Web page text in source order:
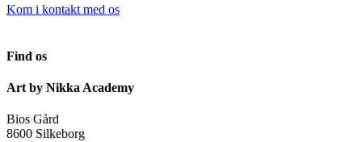
Kom i kontakt med os
Find os
Art by Nikka Academy
Bios Gård
8600 Silkeborg